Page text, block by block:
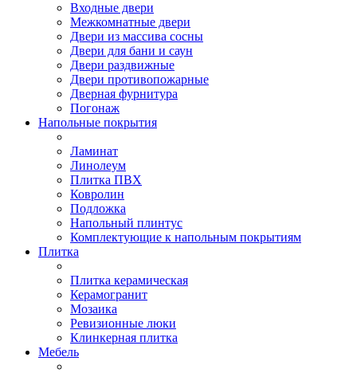
Входные двери
Межкомнатные двери
Двери из массива сосны
Двери для бани и саун
Двери раздвижные
Двери противопожарные
Дверная фурнитура
Погонаж
Напольные покрытия
Ламинат
Линолеум
Плитка ПВХ
Ковролин
Подложка
Напольный плинтус
Комплектующие к напольным покрытиям
Плитка
Плитка керамическая
Керамогранит
Мозаика
Ревизионные люки
Клинкерная плитка
Мебель